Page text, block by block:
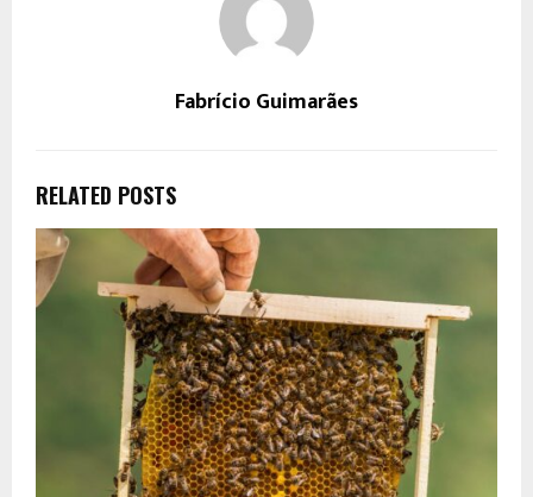
Fabrício Guimarães
RELATED POSTS